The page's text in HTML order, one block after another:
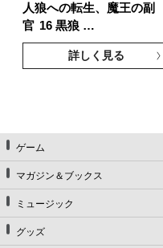
人狼への転生、魔王の副
官 16 黒狼 …
詳しく見る
ゲーム
マガジン＆ブックス
ミュージック
グッズ